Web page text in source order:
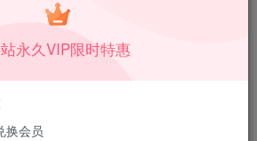
登录后查看
永久VIP限时特惠
换会员